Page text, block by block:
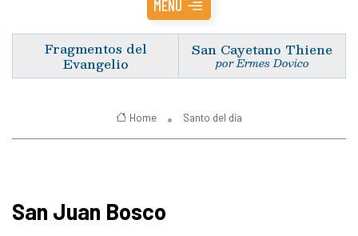
MENU
Fragmentos del
Evangelio
San Cayetano Thiene
por Ermes Dovico
Home Santo del día
San Juan Bosco